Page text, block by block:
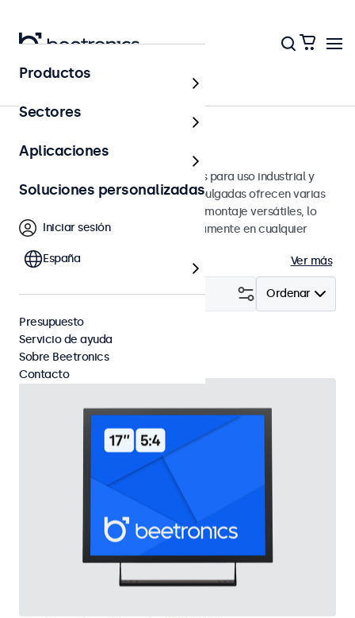
Monitores
Monitores de 17 pulgadas
Monitores de 17 pulgadas diseñados para uso industrial y
profesional. Estos monitores de 17 pulgadas ofrecen varias
conexiones de video y opciones de montaje versátiles, lo
que les permite integrarse perfectamente en cualquier
Ver más
Ordenar
Filtrar (2)
Monitores 17" Eliminar selección
Productos
Sectores
Aplicaciones
Soluciones personalizadas
Iniciar sesión
España
Presupuesto
Servicio de ayuda
Sobre Beetronics
Contacto